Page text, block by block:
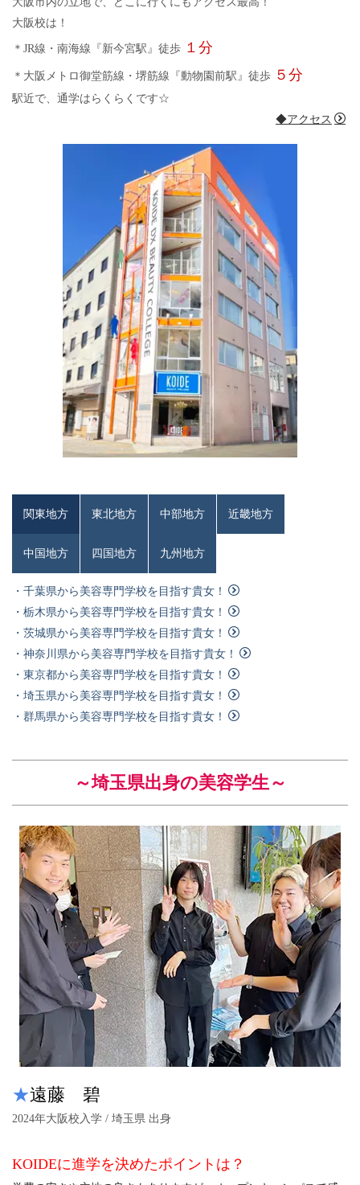
大阪校は！
＊JR線・南海線『新今宮駅』徒歩 １分
＊大阪メトロ御堂筋線・堺筋線『動物園前駅』徒歩 ５分
駅近で、通学はらくらくです☆
◆アクセス
関東地方 東北地方 中部地方 近畿地方
中国地方 四国地方 九州地方
・千葉県から美容専門学校を目指す貴女！
・栃木県から美容専門学校を目指す貴女！
・茨城県から美容専門学校を目指す貴女！
・神奈川県から美容専門学校を目指す貴女！
・東京都から美容専門学校を目指す貴女！
・埼玉県から美容専門学校を目指す貴女！
・群馬県から美容専門学校を目指す貴女！
～埼玉県出身の美容学生 ～
★遠藤 碧
2024年大阪校入学 / 埼玉県 出身
KOIDEに進学を決めたポイントは？